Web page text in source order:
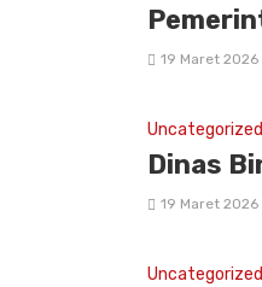
19 Maret 2026
Uncategorized
Dinas
19 Maret 2026
Uncategorized